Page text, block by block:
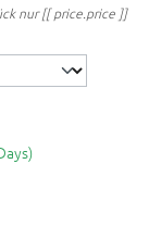
nur [[ price.price ]]